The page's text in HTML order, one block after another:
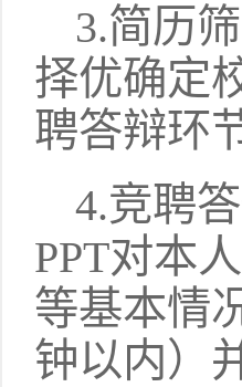
3.简历
择优确定
聘答辩环
4.竞聘
PPT对本
等基本情
钟以内）